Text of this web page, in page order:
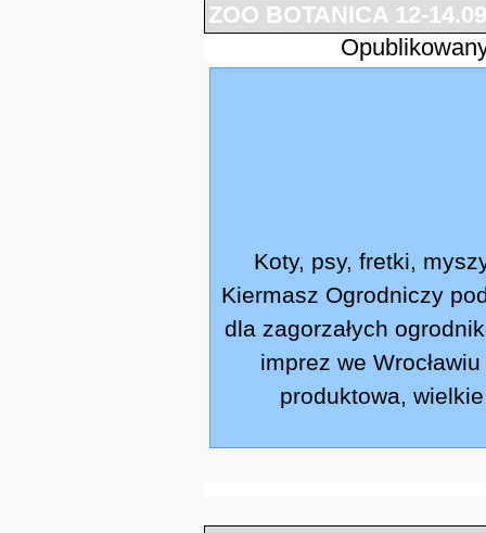
ZOO BOTANICA 12-
Koty, psy, fretki,
Kiermasz Ogrodniczy
dla zagorzałych
imprez we
produktowa,